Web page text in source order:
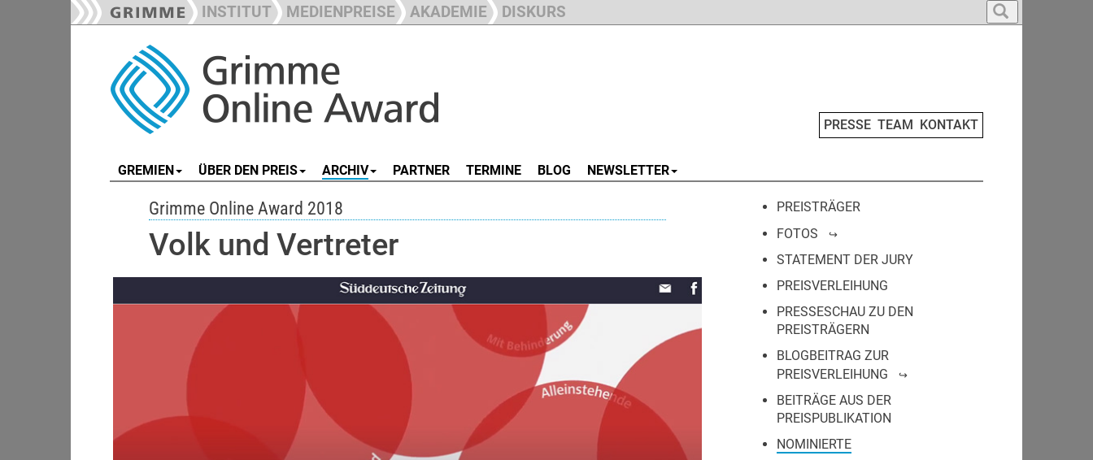
INSTITUT MEDIENPREISE AKADEMIE DISKURS
PRESSE TEAM KONTAKT
GREMIEN ÜBER DEN PREIS ARCHIV PARTNER TERMINE BLOG NEWSLETTER
Grimme Online Award 2018
Volk und Vertreter
PREISTRÄGER
FOTOS
STATEMENT DER JURY
PREISVERLEIHUNG
PRESSESCHAU ZU DEN
PREISTRÄGERN
BLOGBEITRAG ZUR
PREISVERLEIHUNG
BEITRÄGE AUS DER
PREISPUBLIKATION
NOMINIERTE